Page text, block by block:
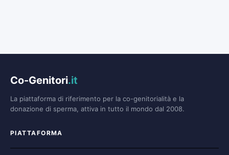
Co-Genitori.it
La piattaforma di riferimento per la co-genitorialità e la
donazione di sperma, attiva in tutto il mondo dal 2008.
PIATTAFORMA